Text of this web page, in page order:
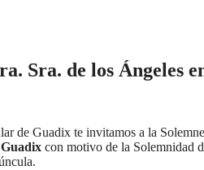
Sra. de los Ángeles
de Guadix te invitamos a la
con motivo de la Solemnidad